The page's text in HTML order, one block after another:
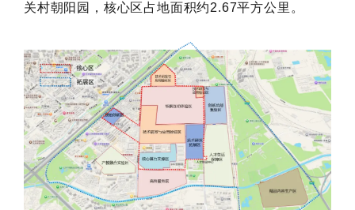
关村朝阳园，核心区占地面积约2.67平方公里。